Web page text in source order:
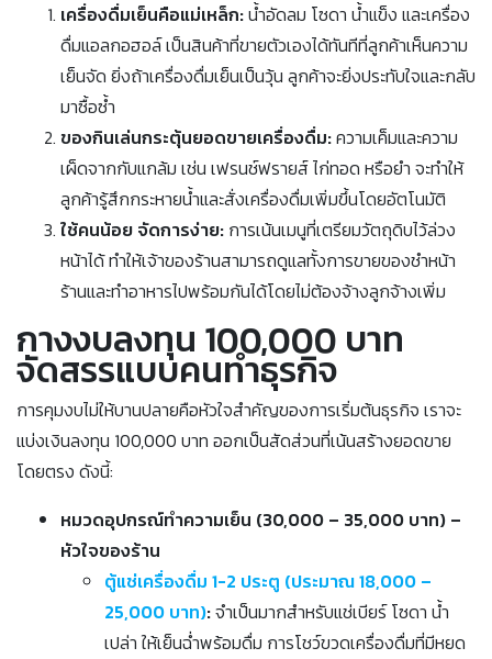
เครื่องดื่มเย็นคือแม่เหล็ก:น้ำอัดลม โซดา น้ำแข็ง และเครื่อง
ดื่มแอลกอฮอล์ เป็นสินค้าที่ขายตัวเองได้ทันทีที่ลูกค้าเห็นความ
เย็นจัด ยิ่งถ้าเครื่องดื่มเย็นเป็นวุ้น ลูกค้าจะยิ่งประทับใจและกลับ
มาซื้อซ้ำ
ของกินเล่นกระตุ้นยอดขายเครื่องดื่ม:ความเค็มและความ
เผ็ดจากกับแกล้ม เช่น เฟรนช์ฟรายส์ ไก่ทอด หรือยำ จะทำให้
ลูกค้ารู้สึกกระหายน้ำและสั่งเครื่องดื่มเพิ่มขึ้นโดยอัตโนมัติ
ใช้คนน้อย จัดการง่าย: การเน้นเมนูที่เตรียมวัตถุดิบไว้ล่วง
หน้าได้ ทำให้เจ้าของร้านสามารถดูแลทั้งการขายของชำหน้า
ร้านและทำอาหารไปพร้อมกันได้โดยไม่ต้องจ้างลูกจ้างเพิ่ม
กางงบลงทุน 100,000 บาท
จัดสรรแบบคนทำธุรกิจ
การคุมงบไม่ให้บานปลายคือหัวใจสำคัญของการเริ่มต้นธุรกิจ เราจะ
แบ่งเงินลงทุน 100,000 บาท ออกเป็นสัดส่วนที่เน้นสร้างยอดขาย
โดยตรง ดังนี้:
หมวดอุปกรณ์ทำความเย็น (30,000 – 35,000 บาท) –
หัวใจของร้าน
ตู้แช่เครื่องดื่ม 1-2 ประตู (ประมาณ 18,000 –
25,000 บาท):จำเป็นมากสำหรับแช่เบียร์ โซดา น้ำ
เปล่า ให้เย็นฉ่ำพร้อมดื่ม การโชว์ขวดเครื่องดื่มที่มีหยด